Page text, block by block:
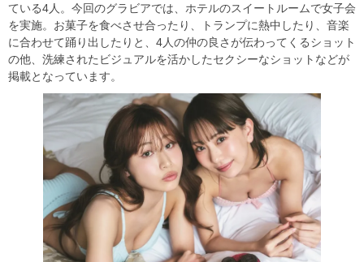
ている4人。今回のグラビアでは、ホテルのスイートルームで女子会
を実施。お菓子を食べさせ合ったり、トランプに熱中したり、音楽
に合わせて踊り出したりと、4人の仲の良さが伝わってくるショット
の他、洗練されたビジュアルを活かしたセクシーなショットなどが
掲載となっています。